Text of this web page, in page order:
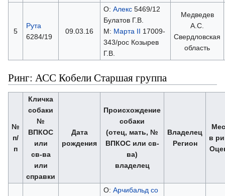
5
Рута
6284/19
09.03.16
О: Алекс5469/12
Булатов Г.В.
М: Марта II 17009-
343/рос Козырев
Г.В.
Медведев
А.С.
Свердловская
область
Ринг: АСС Кобели Старшая группа
№
п/
п
Кличка
собаки
№
ВПКОС
или
св-ва
или
справки
Дата
рождения
Происхождение
собаки
(отец, мать, №
ВПКОС или св-
ва)
владелец
Владелец
Регион
в
О: Арчибальд со